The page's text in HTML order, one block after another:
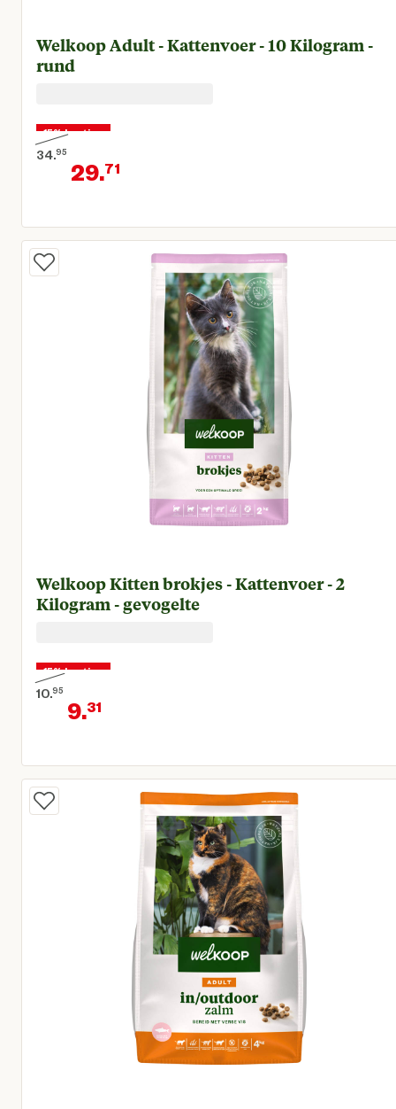
Welkoop Adult - Kattenvoer - 10 Kilogram -
rund
15% korting
34.95
Oorspronkelijke prijs € 34,95
29.71
Huidige prijs € 29,71
Welkoop Kitten brokjes - Kattenvoer - 2
Kilogram - gevogelte
15% korting
10.95
Oorspronkelijke prijs € 10,95
9.31
Huidige prijs € 9,31